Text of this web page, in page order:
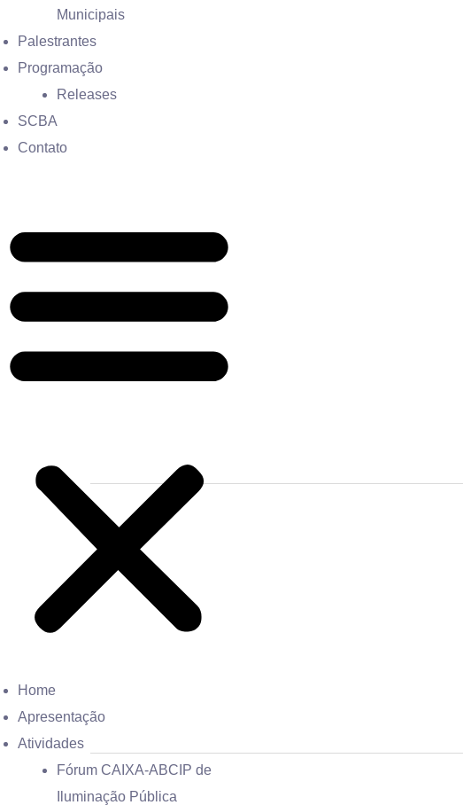
Municipais
Palestrantes
Programação
Releases
SCBA
Contato
Home
Apresentação
Atividades
Fórum CAIXA-ABCIP de
Iluminação Pública